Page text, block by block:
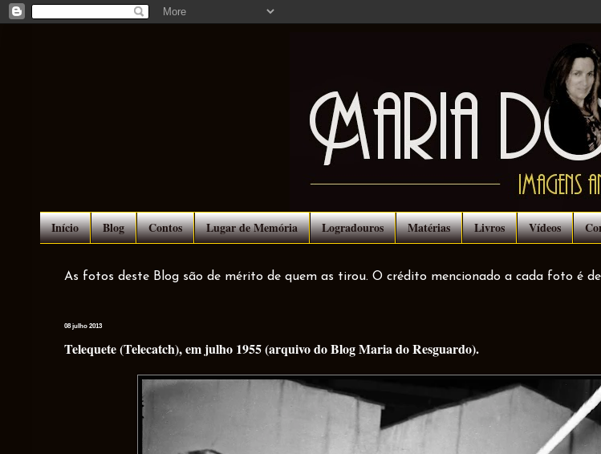
Início Blog Contos Lugar de Memória Logradouros Matérias Livros Vídeos
As fotos deste Blog são de mérito de quem as tirou. O crédito mencionado a cada foto é
08 julho 2013
Telequete (Telecatch), em julho 1955 (arquivo do Blog Maria do Resguardo).